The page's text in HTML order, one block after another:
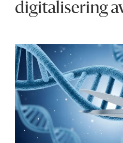
digitalisering